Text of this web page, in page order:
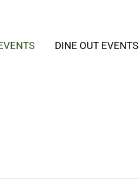
DINE OUT EVENTS